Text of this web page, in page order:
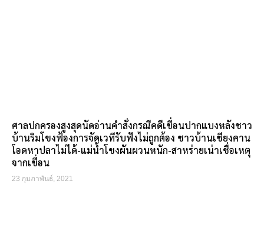
ศาลปกครองสูงสุดนัดอ่านคำสั่งกรณีคดีเขื่อนปากแบงหลังชาว
บ้านริมโขงฟ้องการจัดเวทีรับฟังไม่ถูกต้อง ชาวบ้านเชียงคาน
โอดหาปลาไม่ได้-แม่น้ำโขงผันผวนหนัก-สาหร่ายเน่าเชื่อเหตุ
จากเขื่อน
23 กุมภาพันธ์, 2021